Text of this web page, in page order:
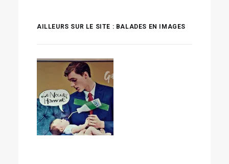
AILLEURS SUR LE SITE : BALADES EN IMAGES